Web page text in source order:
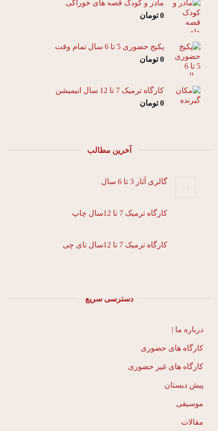
مادر و کودک قصه های خوراکی
0 تومان
پکیج حضوری 5 تا 6 سال تمام وقت
0 تومان
کارگاه ترمیک 7 تا 12 سال انیمیشن
0 تومان
آخرین مطالب
گالری آثار 3 تا 6 سال
کارگاه ترمیک 7 تا 12سال چاپ
کارگاه ترمیک 7 تا 12سال تای چی
دسترسی سریع
درباره ما |
کارگاه های حضوری
کارگاه های غیر حضوری
پیش دبستان
موسیقی
مقالات